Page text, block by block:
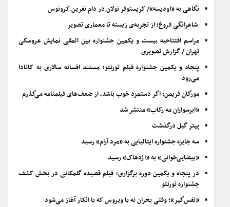
نگاهی به «اودیسه»/ کریستوفر نولان در دام نفرین کرونوس
شاعرانگیِ فروغ؛ از تجربه‌ی زیسته تا معماری تصویر
مراسم افتتاحیه بیست و یکمین جشنواره بین المللی نمایش عروسکی
تهران / گزارش تصویری
پنجاه و یکمین جشنواره فیلم تورنتو؛ مستند افسانه سالاری به کانادا
می‌رود
مورگان فریمن: اگر دستمزد خوب باشد، از ضعف‌های فیلمنامه می‌گذرم
«ابرسواران مه رکاب» منتشر شد
پیتر گیل درگذشت
سه جایزه جشنواره ایتالیایی به «مرد آرام» رسید
«بیضایی‌خوانی» به «اژدهاک» رسید
در پنجاه و یکمین دوره برگزاری؛ فیلم قصیده گلمکانی در بخش کشف
جشنواره تورنتو
«نفس‌گیر»؛ وقتی بحران نه با ویروس که با انکار آغاز می‌شود